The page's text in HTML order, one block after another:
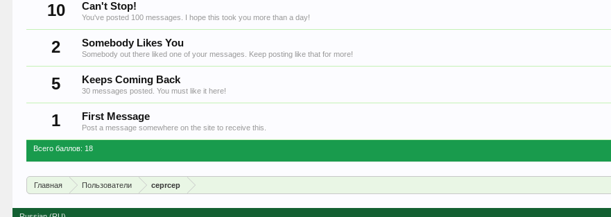
10
Can't Stop!
You've posted 100 messages. I hope this took you more than a day!
2 Somebody Likes You
Somebody out there liked one of your messages. Keep posting like that for more!
5 Keeps Coming Back
30 messages posted. You must like it here!
1 First Message
Post a message somewhere on the site to receive this.
Всего баллов: 18
Главная Пользователи ceprcep